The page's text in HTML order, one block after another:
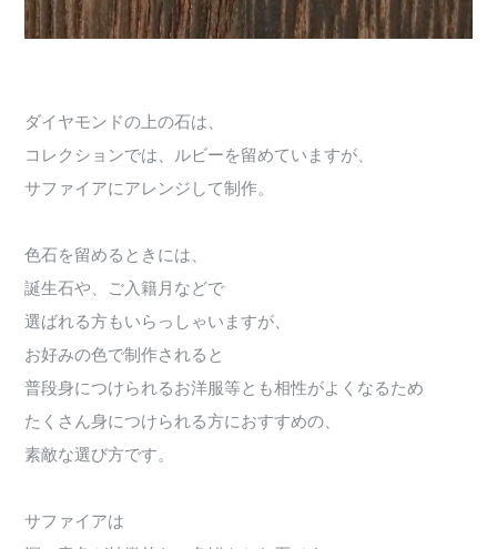
ダイヤモンドの上の石は、
コレクションでは、ルビーを留めていますが、
サファイアにアレンジして制作。
色石を留めるときには、
誕生石や、ご入籍月などで
選ばれる方もいらっしゃいますが、
お好みの色で制作されると
普段身につけられるお洋服等とも相性がよくなるため
たくさん身につけられる方におすすめの、
素敵な選び方です。
サファイアは